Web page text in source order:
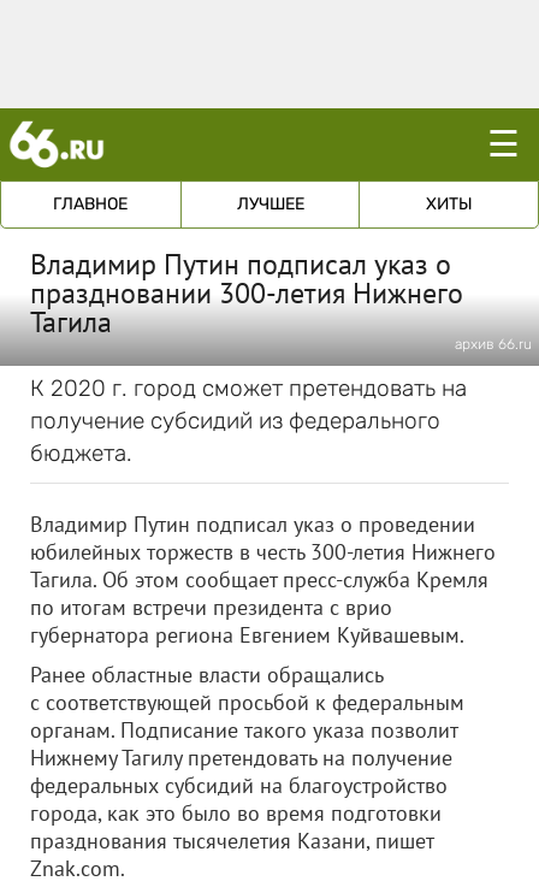
☰
ГЛАВНОЕ ЛУЧШЕЕ ХИТЫ
Владимир Путин подписал указ о
праздновании 300-летия Нижнего
Тагила
архив 66.ru
К 2020 г. город сможет претендовать на
получение субсидий из федерального
бюджета.
Владимир Путин подписал указ о проведении
юбилейных торжеств в честь 300-летия Нижнего
Тагила. Об этом сообщает пресс-служба Кремля
по итогам встречи президента с врио
губернатора региона Евгением Куйвашевым.
Ранее областные власти обращались
с соответствующей просьбой к федеральным
органам. Подписание такого указа позволит
Нижнему Тагилу претендовать на получение
федеральных субсидий на благоустройство
города, как это было во время подготовки
празднования тысячелетия Казани, пишет
Znak.com.